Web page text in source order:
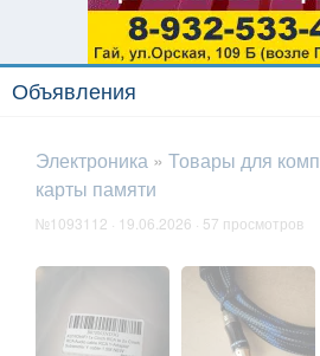
Объявления
Электроника » Товары для
карты памяти
№1093112 · 19.06.2026 · 57 просмотров